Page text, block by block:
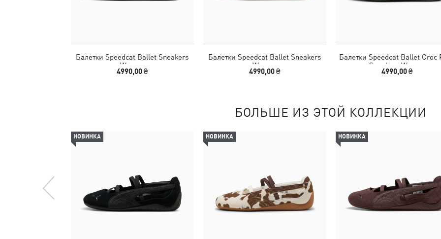
Балетки Speedcat Ballet Sneakers
Women
4990,00 ₴
Балетки Speedcat Ballet Sneakers
Women
4990,00 ₴
Балетки Speedcat Ballet Croc
Sneakers Women
4990,00 ₴
БОЛЬШЕ ИЗ ЭТОЙ КОЛЛЕКЦИИ
НОВИНКА НОВИНКА НОВИНКА